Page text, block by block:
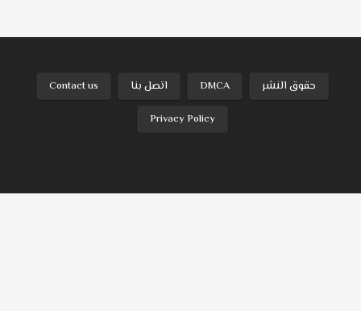
حقوق النشر DMCA اتصل بنا Contact us
Privacy Policy